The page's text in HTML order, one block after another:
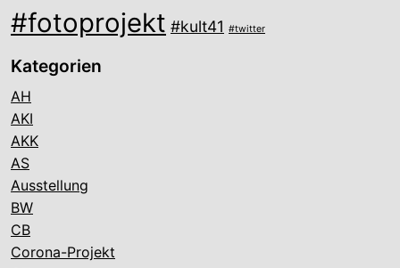
#fotoprojekt #kult41 #twitter
Kategorien
AH
AKI
AKK
AS
Ausstellung
BW
CB
Corona-Projekt